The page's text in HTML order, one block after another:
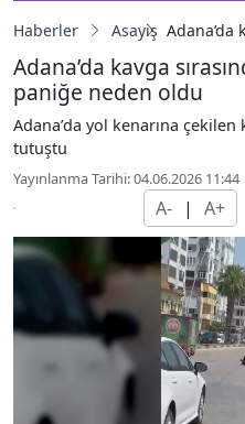
Haberler Asayiş Adana’da
Adana’da kavga
paniğe neden oldu
Adana’da yol kenarına
tutuştu
Yayınlanma Tarihi: 04.06.2026 11:44
A- | A+